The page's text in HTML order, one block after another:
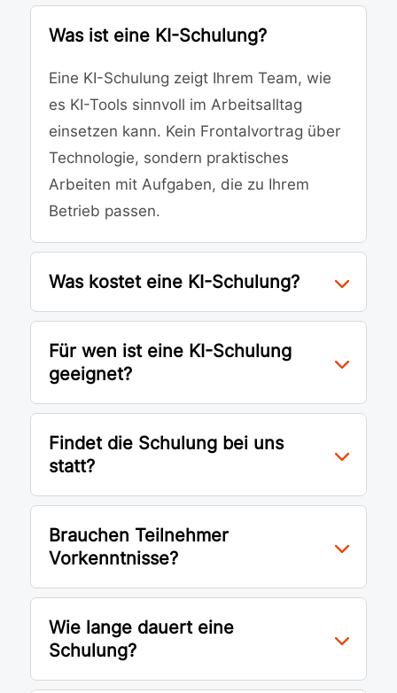
Was ist eine KI-Schulung?
Eine KI-Schulung zeigt Ihrem Team, wie
es KI-Tools sinnvoll im Arbeitsalltag
einsetzen kann. Kein Frontalvortrag über
Technologie, sondern praktisches
Arbeiten mit Aufgaben, die zu Ihrem
Betrieb passen.
Was kostet eine KI-Schulung?
Für wen ist eine KI-Schulung
geeignet?
Findet die Schulung bei uns
statt?
Brauchen Teilnehmer
Vorkenntnisse?
Wie lange dauert eine
Schulung?